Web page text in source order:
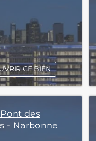
CE BIEN
des
- Narbonne